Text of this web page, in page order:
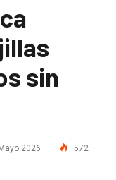
sin
2026 572